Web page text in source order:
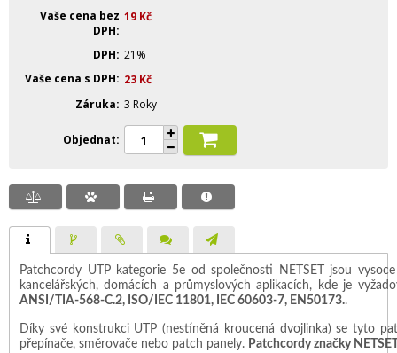
Vaše cena bez
DPH
19 Kč
DPH 21%
Vaše cena s DPH
23 Kč
Záruka 3 Roky
Objednat
Patchcordy UTP kategorie 5e od společnosti NETSET jsou
kancelářských, domácích a průmyslových aplikacích, kde je
ANSI/TIA-568-C.2, ISO/IEC 11801, IEC 60603-7, EN50173..
Díky své konstrukci UTP (nestíněná kroucená dvojlinka) se tyto
přepínače, směrovače nebo patch panely. Patchcordy značky